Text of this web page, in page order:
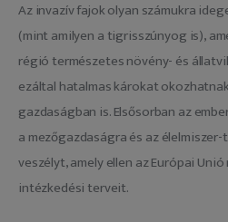
Az invazív fajok olyan számukra
(mint amilyen a tigrisszúnyog is),
régió természetes növény- és
ezáltal hatalmas károkat
gazdaságban is. Elsősorban az
a mezőgazdaságra és az
veszélyt, amely ellen az Európai
intézkedési terveit.